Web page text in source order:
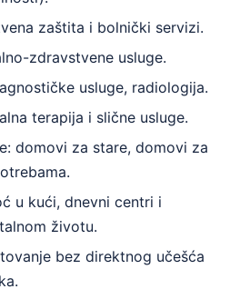
zaštita i bolnički servizi.
zdravstvene usluge.
usluge, radiologija.
terapija i slične usluge.
domovi za stare, domovi za
u kući, dnevni centri i
životu.
bez direktnog učešća